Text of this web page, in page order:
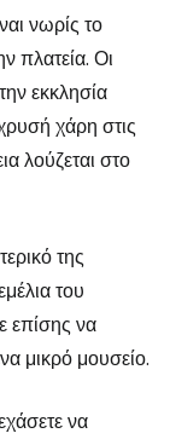
νωρίς το
πλατεία. Οι
εκκλησία
χάρη στις
λούζεται στο
της
του
επίσης να
μικρό μουσείο.
να